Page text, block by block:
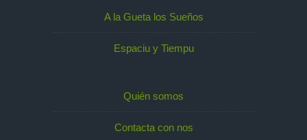
A la Gueta los Sueños
Espaciu y Tiempu
Quién somos
Contacta con nos